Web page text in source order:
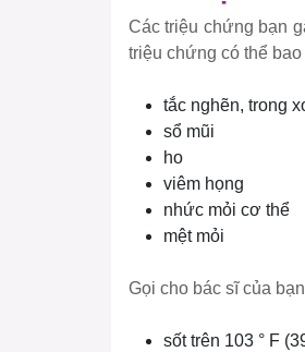
Các triệu chứng bạn
triệu chứng có thể bao
tắc nghẽn, trong
sổ mũi
ho
viêm họng
nhức mỏi cơ thể
mệt mỏi
Gọi cho bác sĩ của
sốt trên 103 ° F